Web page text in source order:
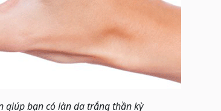
giúp bạn có làn da trắng thần kỳ